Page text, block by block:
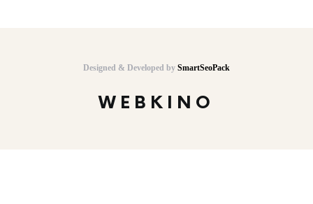
Designed & Developed by SmartSeoPack
WEBKINO